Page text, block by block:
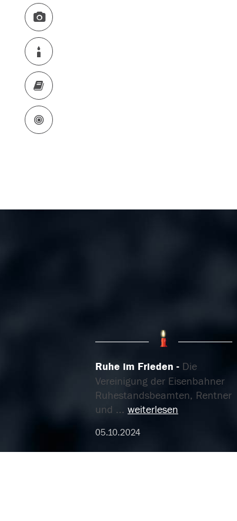
Ruhe im Frieden
Die
Vereinigung der Eisenbahner
Ruhestandsbeamten, Rentner
und ... weiterlesen
05.10.2024